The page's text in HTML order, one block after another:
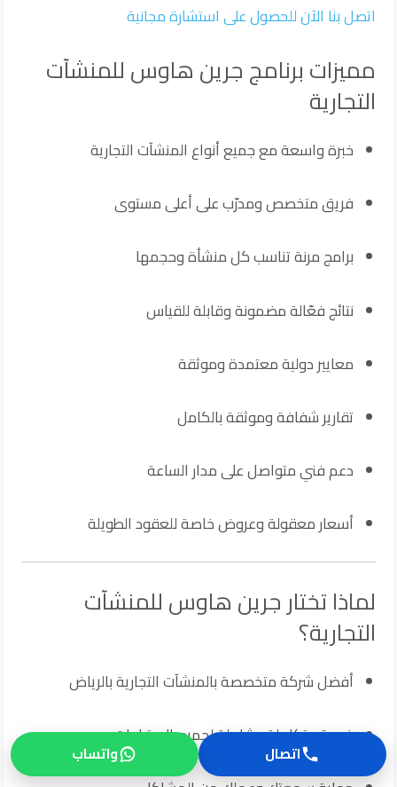
اتصل بنا الآن للحصول على استشارة مجانية
مميزات برنامج جرين هاوس للمنشآت
التجارية
خبرة واسعة مع جميع أنواع المنشآت التجارية
فريق متخصص ومدرّب على أعلى مستوى
برامج مرنة تناسب كل منشأة وحجمها
نتائج فعّالة مضمونة وقابلة للقياس
معايير دولية معتمدة وموثقة
تقارير شفافة وموثقة بالكامل
دعم فني متواصل على مدار الساعة
أسعار معقولة وعروض خاصة للعقود الطويلة
لماذا تختار جرين هاوس للمنشآت
التجارية؟
أفضل شركة متخصصة بالمنشآت التجارية بالرياض
خدمة متكاملة وشاملة لجميع الاحتياجات
اتصال واتساب